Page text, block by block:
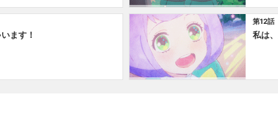
ます！
第12話
私は